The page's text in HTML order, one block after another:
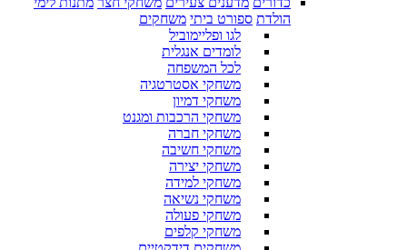
הולדת ספורט ביתי משחקים
לגו ופליימוביל
לומדים אנגלית
לכל המשפחה
משחקי אסטרטגיה
משחקי דמיון
משחקי הרכבות ומגנט
משחקי חברה
משחקי חשיבה
משחקי יצירה
משחקי למידה
משחקי נשיאה
משחקי פעולה
משחקי קלפים